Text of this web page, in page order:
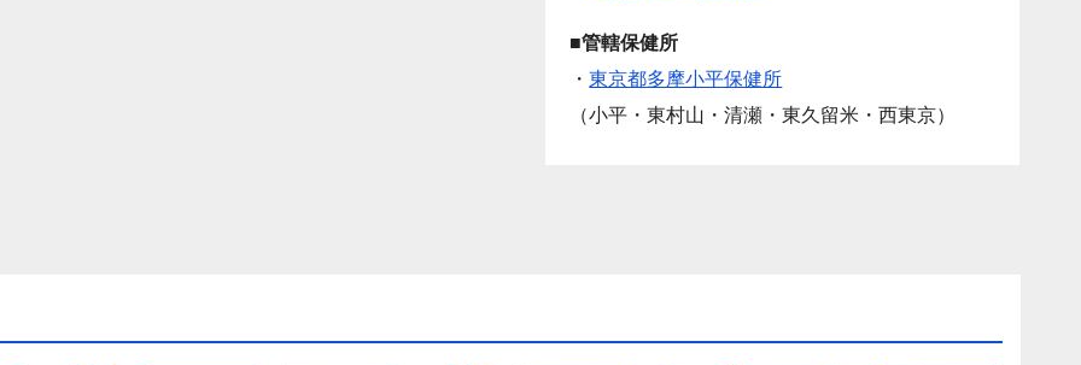
■管轄保健所
・東京都多摩小平保健所
（小平・東村山・清瀬・東久留米・西東京）